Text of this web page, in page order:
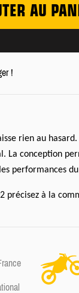
AU
!
rien au
La conception
performances
précisez à la